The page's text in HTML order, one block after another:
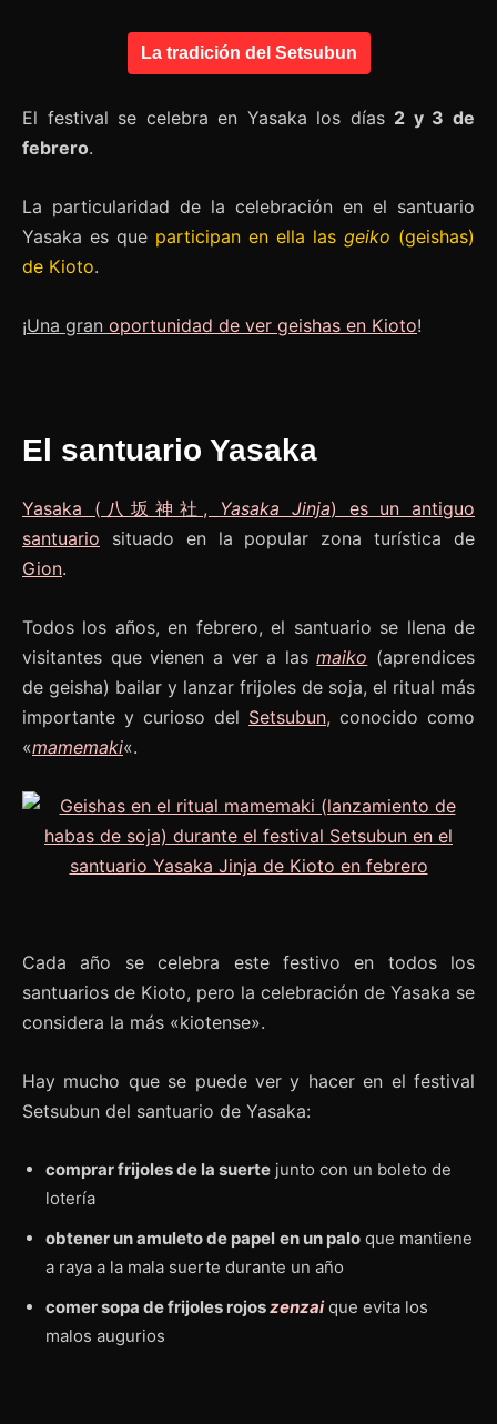
La tradición del Setsubun
El festival se celebra en Yasaka los días 2 y 3 de
febrero.
La particularidad de la celebración en el santuario
Yasaka es que participan en ella las geiko (geishas)
de Kioto.
¡Una gran oportunidad de ver geishas en Kioto!
El santuario Yasaka
Yasaka (八坂神社, Yasaka Jinja) es un antiguo
santuario situado en la popular zona turística de
Gion.
Todos los años, en febrero, el santuario se llena de
visitantes que vienen a ver a lasmaiko (aprendices
de geisha) bailar y lanzar frijoles de soja, el ritual más
importante y curioso del Setsubun, conocido como
«mamemaki«.
Cada año se celebra este festivo en todos los
santuarios de Kioto, pero la celebración de Yasaka se
considera la más «kiotense».
Hay mucho que se puede ver y hacer en el festival
Setsubun del santuario de Yasaka:
comprar frijoles de la suerte junto con un boleto de
lotería
obtener un amuleto de papel en un palo que mantiene
a raya a la mala suerte durante un año
comer sopa de frijoles rojoszenzaique evita los
malos augurios